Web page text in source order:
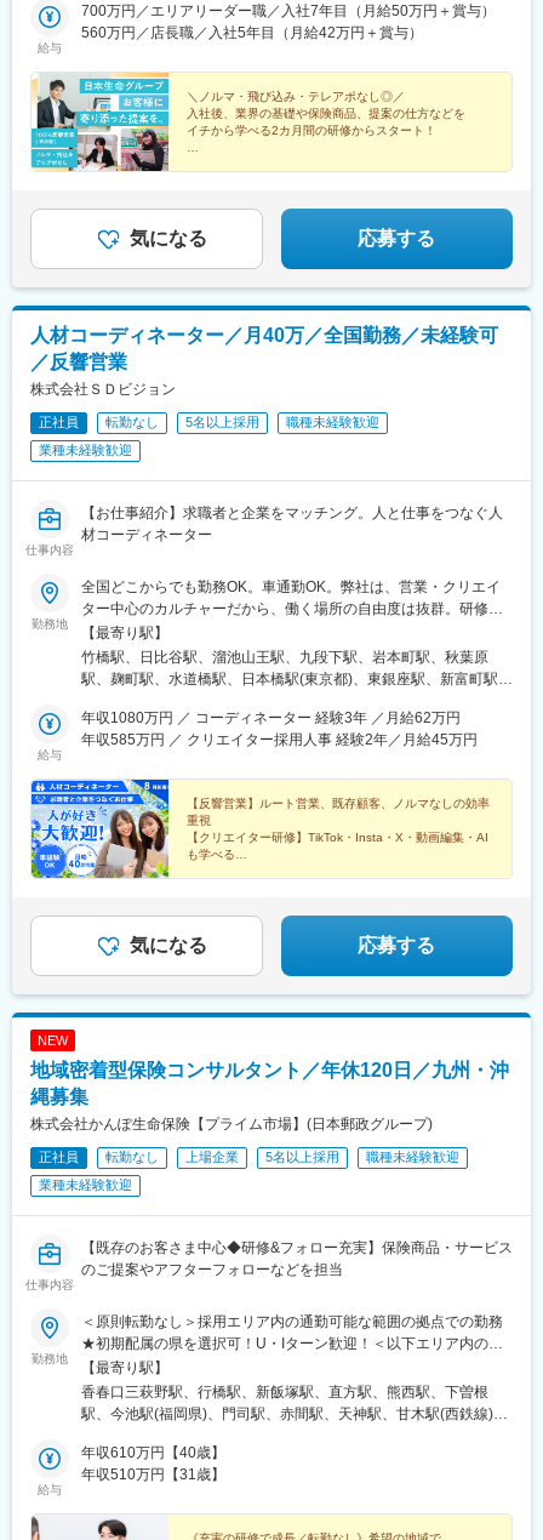
駅、総社駅、西大寺駅、天神川駅、佐伯区役所前駅、新広駅、東
福山駅、古市橋駅、岩国駅、防府駅、柳井駅、矢原駅、益田駅、
貝塚駅(福岡県)、藤崎駅(福岡県)、七隈駅、都府楼前駅、南久留米
駅、飯塚駅、幡生駅、行橋駅、三ケ森駅、牧駅(大分県)、別府大学
駅、佐賀駅、鳥栖駅、須屋駅、平成駅、竜田口駅、スタジアムシ
ティノース駅、幸駅、長与駅、都城駅、小林駅(宮崎県)、志布志
駅、高見橋駅、てだこ浦西駅、新宿駅(東京メトロ)、大阪梅田駅
亀戸水神駅、南阿佐ケ谷駅、日本橋駅(東京都)、東池袋駅、銀座
駅、九品仏駅、神田駅(東京都)、溝の口駅、新丸子駅、京急東神奈
川駅、神奈川駅、海老名駅(相模線)、石上駅、千葉駅、津田沼駅、
掛川市役所前駅、県立美術館前駅、青山駅(愛知県)、上挙母駅、小
かもず駅、神戸三宮駅(阪急・神戸高速)、さくら夙川駅、京口駅、
デンテツターミナルビル前駅、矢賀駅、楽々園駅、西原駅(広島
県)、大津町駅、茂里町駅、新宿三丁目駅、梅田駅(地下鉄)、大阪
都電雑司ケ谷駅、銀座一丁目駅、奥沢駅、高津駅(神奈川県)、向河
原駅、東白楽駅、新高島駅、栄町駅(千葉県)、京成津田沼駅、草薙
センター宇多津■福岡県プラザモールなかまゆめタウン遠賀小倉ハ
ローデイ井堀ハローデイ共立大前イオンモール八幡東ハローデイ
ークプレイス大分■熊本県ゆめタウンサンピアン熊本ゆめマート玉
名■長崎県イオンタウン長与佐世保四ヶ町■沖縄県浦添パルコシテ
ィ沖縄県那覇市泉崎新 ※10月OPEN予定
駅、折尾駅、スペースワールド駅、新飯塚駅、飯塚駅、土井駅、
佐賀駅、滝尾駅、竜田口駅、玉名駅、高田駅(長崎県)、佐世保中央
佐世保駅、東宿郷駅、南区役所前駅
給与
700万円／エリアリーダー職／入社7年目（月給50万円＋賞与）
560万円／店長職／入社5年目（月給42万円＋賞与）
＼ノルマ・飛び込み・テレアポなし◎／
入社後、業界の基礎や保険商品、提案の仕方などを
イチから学べる2カ月間の研修からスタート！
★産休・育休の復帰率100％
気になる 応募する
人材コーディネーター／月40万／全国勤務／未経験可
／反響営業
株式会社ＳＤビジョン
正社員 転勤なし 5名以上採用
職種未経験歓迎
業種未経験歓迎
仕事内容
【お仕事紹介】求職者と企業をマッチング。人と仕事をつなぐ人
材コーディネーター
勤務地
全国どこからでも勤務OK。車通勤OK。弊社は、営業・クリエイ
ター中心のカルチャーだから、働く場所の自由度は抜群。研修期
間は指定勤務先への出勤となります。引越に抵抗がある方は、”引
越費用 補助制度”を利用下さい。■引越費用補助：社内規定により
【最大10万円迄】支給■家具・家電購入費用補助：社内規定によ
り、補助金額や対象範囲が異なります。【引越費用補助：主な対
象者】人材コーディネーター職で3年以上の勤務経験と、一定規模
条件以外の方へ】上記以外の方（未経験者・他職種・初めての転
職の方・異業種からの応募等）についても、・社会人経験や職歴
（前職種での実績等）・転居の必要性、ご家族の有無、ご自身の
経済状況や生活上の課題等を総合的に考慮し、当社内の審査・規
定に基づき、適用可否や支給上限、対象品目を個別に検討・決定
の適用実例等は面接時に丁寧にご説明いたします。
【最寄り駅】
竹橋駅、日比谷駅、溜池山王駅、九段下駅、岩本町駅、秋葉原
駅、麹町駅、水道橋駅、日本橋駅(東京都)、東銀座駅、新富町駅
ヒルズ駅、新橋駅、浜松町駅、田町駅(東京都)、広尾駅、新宿駅、
西新宿駅、飯田橋駅、四ツ谷駅、高田馬場駅、東新宿駅、浅草橋
駅、五反田駅、武蔵小山駅、中目黒駅、自由が丘駅、蒲田駅、三
軒茶屋駅、二子玉川駅、恵比寿駅、代々木駅、中野駅(東京都)、阿
佐ケ谷駅、池袋駅、目白駅、赤羽駅、日暮里駅(舎人ライナー)、成
増駅、練馬駅、綾瀬駅、新小岩駅、西葛西駅、吉祥寺駅、三鷹
駅、町田駅、調布駅、京王八王子駅、立川駅、小田急多摩センタ
り駅、新横浜駅、川崎駅、武蔵小杉駅、武蔵溝ノ口駅、藤沢駅、
相模大野駅、本厚木駅、横須賀中央駅、平塚駅、鎌倉駅、小田原
駅、大和駅(神奈川県)、大宮駅(埼玉県)、浦和駅、川口駅、所沢
駅、なにわ橋駅、天王寺駅、大阪阿部野橋駅、新大阪駅、堺東
駅、豊中駅、高槻駅、枚方市駅、茨木駅、江坂駅、近鉄八尾駅、
京都駅、三条駅(京都府)、烏丸駅、宇治駅(奈良線)、長岡京駅、名
古屋駅、名鉄名古屋駅、栄駅(愛知県)、伏見駅(愛知県)、久屋大通
駅、上前津駅、金山駅(愛知県)、千種駅、尾張一宮駅、東岡崎駅、
豊田市駅、豊橋駅、春日井駅(中央本線)、安城駅、博多駅、中洲川
端駅、天神駅、西鉄福岡駅、薬院駅、渡辺通駅、唐人町駅、千早
飯塚駅、西鉄二日市駅、さっぽろ駅、旭川駅、函館駅、苫小牧
駅、帯広駅、青森駅、弘前駅、八戸駅、五所川原駅、七戸十和田
本塩釜駅、古川駅、石巻駅、名取駅、秋田駅、横手駅、大曲駅(秋
田県)、西目駅、能代駅、山形駅、米沢駅、鶴岡駅、酒田駅、福島
駅(福島県)、会津若松駅、郡山駅(福島県)、いわき駅、水戸駅、つ
くば駅、土浦駅、古河駅、日立駅、宇都宮駅、小山駅、栃木駅、
足利駅、黒磯駅、高崎駅、中央前橋駅、伊勢崎駅、桐生駅、新潟
駅、長岡駅、高田駅(新潟県)、燕三条駅、加治駅、電鉄富山駅・エ
スタ前駅、高岡駅、魚津駅、庄川口駅、黒部駅、北鉄金沢駅、小
松駅、松任駅、加賀温泉駅、七尾駅、福井駅、敦賀駅、鯖江駅、
武生駅、小浜駅、甲府駅、富士山駅、石和温泉駅、大月駅、韮崎
多治見駅、高山駅、新可児駅、静岡駅、浜松駅、沼津駅、三島
給与
年収1080万円 ／ コーディネーター 経験3年 ／月給62万円
年収585万円 ／ クリエイター採用人事 経験2年／月給45万円
【反響営業】ルート営業、既存顧客、ノルマなしの効率
重視
【クリエイター研修】TikTok・Insta・X・動画編集・AI
も学べる
気になる 応募する
NEW
地域密着型保険コンサルタント／年休120日／九州・沖
縄募集
株式会社かんぽ生命保険【プライム市場】(日本郵政グループ)
正社員 転勤なし 上場企業 5名以上採用
職種未経験歓迎
業種未経験歓迎
仕事内容
【既存のお客さま中心◆研修&フォロー充実】保険商品・サービス
のご提案やアフターフォローなどを担当
勤務地
＜原則転勤なし＞採用エリア内の通勤可能な範囲の拠点での勤務
★初期配属の県を選択可！U・Iターン歓迎！＜以下エリア内の郵
便局内に設置されたかんぽサービス部＞■九州エリア：福岡県、佐
賀県、長崎県、大分県、宮崎県、鹿児島県、熊本県■沖縄エリア：
沖縄県※基本的にスクーターまたはバイク、一部エリアは車で営業
社から3カ月間、研修センター等での育成プログラムに参加 育児
等の家庭事情があり、参加が難しい場合はリモートプログラムと
スあり）
【最寄り駅】
香春口三萩野駅、行橋駅、新飯塚駅、直方駅、熊西駅、下曽根
駅、今池駅(福岡県)、門司駅、赤間駅、天神駅、甘木駅(西鉄線)、
羽犬塚駅、大牟田駅、御井駅、佐賀駅、武雄温泉駅、唐津駅、伊
万里駅、鳥栖駅、五島町駅、霊丘公園体育館駅、本諫早駅、大学
角駅、木葉駅、玉名駅、人吉温泉駅、宮地駅、川尻駅(熊本県)、健
給与
年収610万円【40歳】
年収510万円【31歳】